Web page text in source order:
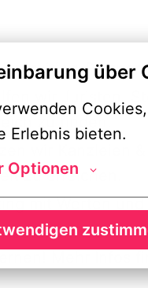
über
Erlebnis bieten.
Optionen
Partner
wir Juristen,
zu finden.
wir Kanzleien
zu erreichen.
mit Werten
um mehr
Mehr Infos